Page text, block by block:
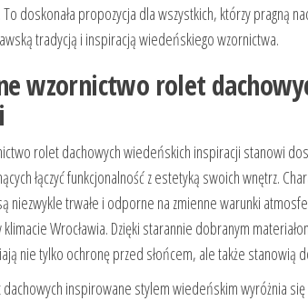
doskonała propozycja dla wszystkich, którzy pragną
tradycją i inspiracją wiedeńskiego wzornictwa.
wzornictwo rolet
rolet dachowych wiedeńskich inspiracji stanowi
łączyć funkcjonalność z estetyką swoich wnętrz.
niezwykle trwałe i odporne na zmienne warunki
Wrocławia. Dzięki starannie dobranym
nie tylko ochronę przed słońcem, ale także stanowią
inspirowane stylem wiedeńskim wyróżnia